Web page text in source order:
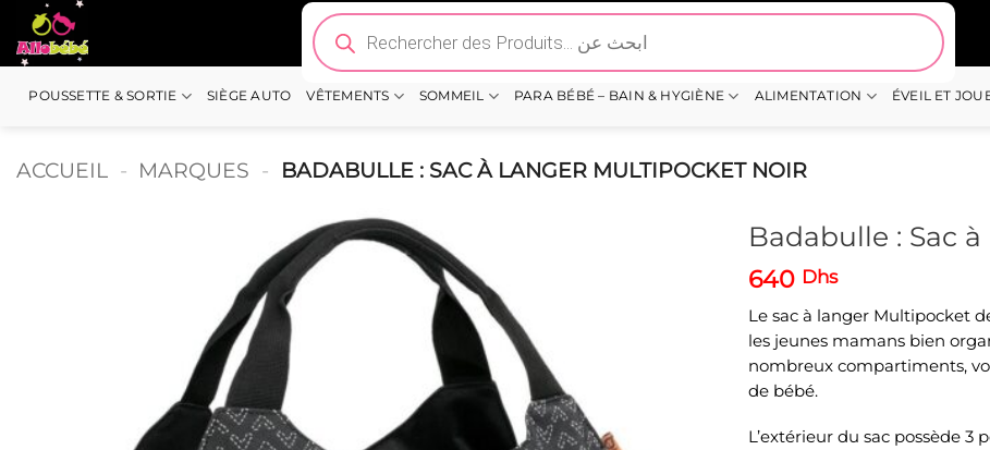
Passer
au
contenu
Recherche
de
produits
POUSSETTE & SORTIE SIÈGE AUTO VÊTEMENTS SOMMEIL PARA BÉBÉ – BAIN & HYGIÈNE ALIMENTATION ÉVEIL ET
ACCUEIL - MARQUES - BADABULLE : SAC À LANGER MULTIPOCKET NOIR
Badabulle : Sac
640 Dhs
Le sac à langer Multipocket
les jeunes mamans bien
nombreux compartiments,
de bébé.
L’extérieur du sac possède 3